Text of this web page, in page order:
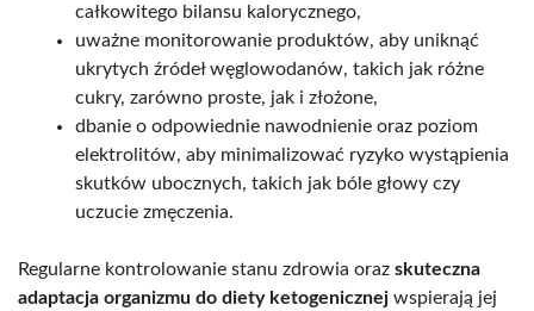
całkowitego bilansu kalorycznego,
uważne monitorowanie produktów, aby uniknąć
ukrytych źródeł węglowodanów, takich jak różne
cukry, zarówno proste, jak i złożone,
dbanie o odpowiednie nawodnienie oraz poziom
elektrolitów, aby minimalizować ryzyko wystąpienia
skutków ubocznych, takich jak bóle głowy czy
uczucie zmęczenia.
Regularne kontrolowanie stanu zdrowia oraz skuteczna
adaptacja organizmu do diety ketogenicznej wspierają jej